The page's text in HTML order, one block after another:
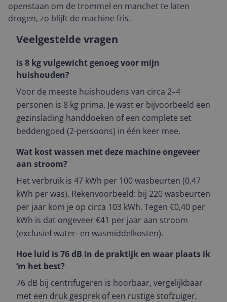
openstaan om de trommel en manchet te laten
drogen, zo blijft de machine fris.
Veelgestelde vragen
Is 8 kg vulgewicht genoeg voor mijn
huishouden?
Voor de meeste huishoudens van circa 2–4
personen is 8 kg prima. Je wast er bijvoorbeeld een
gezinslading handdoeken of een complete set
beddengoed (2-persoons) in één keer mee.
Wat kost wassen met deze machine ongeveer
aan stroom?
Het verbruik is 47 kWh per 100 wasbeurten (0,47
kWh per was). Rekenvoorbeeld: bij 220 wasbeurten
per jaar kom je op circa 103 kWh. Tegen €0,40 per
kWh is dat ongeveer €41 per jaar aan stroom
(exclusief water- en wasmiddelkosten).
Hoe luid is 76 dB in de praktijk en waar plaats ik
‘m het best?
76 dB bij centrifugeren is hoorbaar, vergelijkbaar
met een druk gesprek of een rustige stofzuiger.